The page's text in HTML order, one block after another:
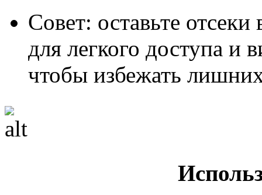
Совет: оставьте
для легкого доступа и
чтобы избежать